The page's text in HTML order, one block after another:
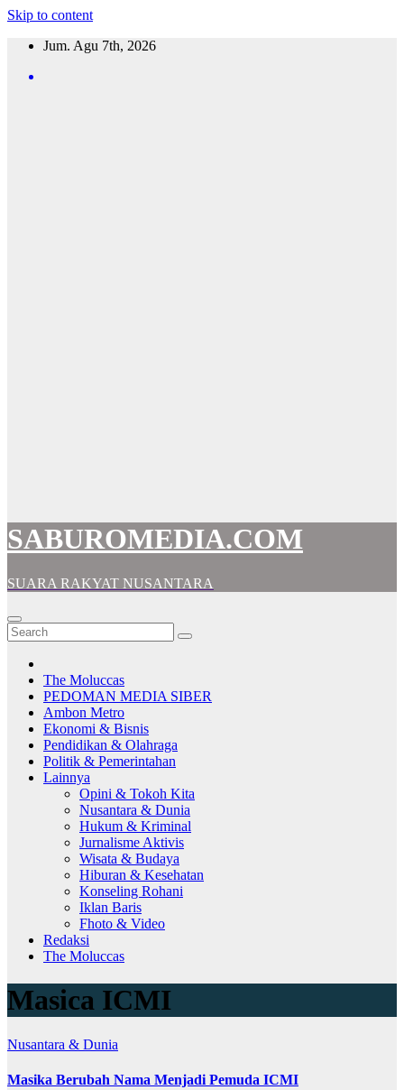
Skip to content
Jum. Agu 7th, 2026
SABUROMEDIA.COM
SUARA RAKYAT NUSANTARA
The Moluccas
PEDOMAN MEDIA SIBER
Ambon Metro
Ekonomi & Bisnis
Pendidikan & Olahraga
Politik & Pemerintahan
Lainnya
Opini & Tokoh Kita
Nusantara & Dunia
Hukum & Kriminal
Jurnalisme Aktivis
Wisata & Budaya
Hiburan & Kesehatan
Konseling Rohani
Iklan Baris
Fhoto & Video
Redaksi
The Moluccas
Masica ICMI
Nusantara & Dunia
Masika Berubah Nama Menjadi Pemuda ICMI